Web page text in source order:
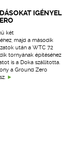
IGÉNYEL
két
majd a második
után a WTC 72
tornyának építéséhez
is a Doka szállította.
a Ground Zero